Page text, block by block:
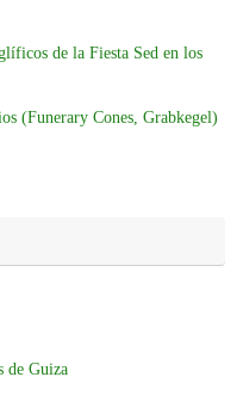
de la Fiesta Sed en los
(Funerary Cones, Grabkegel)
de Guiza